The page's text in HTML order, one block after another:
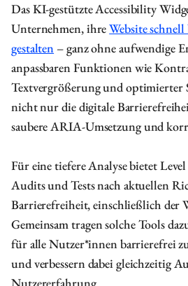
Das KI-gestützte Accessibility
Unternehmen, ihreWebsite
gestalten – ganz ohne aufwendige
anpassbaren Funktionen wie
Textvergrößerung und
nicht nur die digitale
saubere ARIA-Umsetzung und
Für eine tiefere Analyse bietet Level
Audits und Tests nach aktuellen
Barrierefreiheit, einschließlich der
Gemeinsam tragen solche Tools
für alle Nutzer*innen barrierefrei
und verbessern dabei gleichzeitig